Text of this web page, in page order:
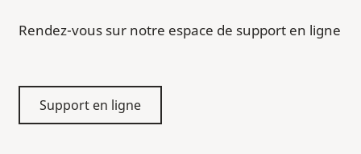
Rendez-vous sur notre espace de support en ligne
Support en ligne